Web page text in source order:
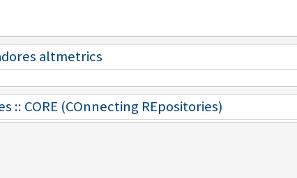
altmetrics
:: CORE (COnnecting REpositories)